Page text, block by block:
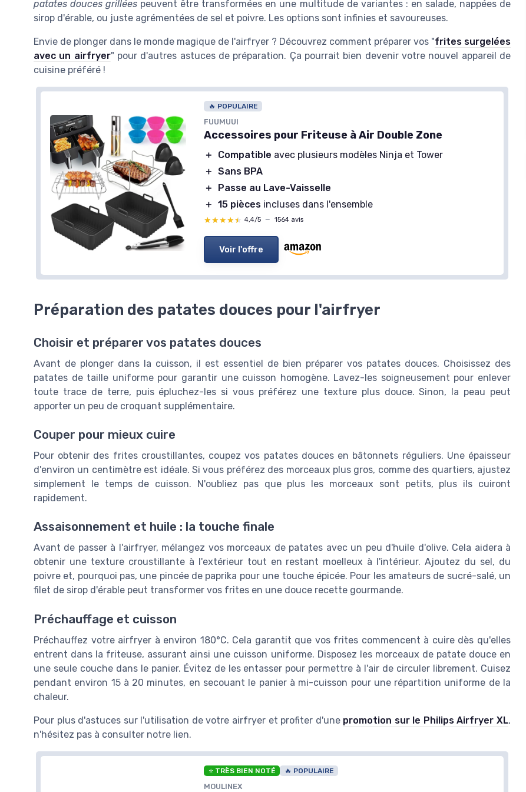
patates douces grillées peuvent être transformées en une multitude de variantes : en salade, nappées de
sirop d'érable, ou juste agrémentées de sel et poivre. Les options sont infinies et savoureuses.
Envie de plonger dans le monde magique de l'airfryer ? Découvrez comment préparer vos "frites surgelées
avec un airfryer" pour d'autres astuces de préparation. Ça pourrait bien devenir votre nouvel appareil de
cuisine préféré !
🔥 POPULAIRE
FUUMUUI
Accessoires pour Friteuse à Air Double Zone
＋ Compatible avec plusieurs modèles Ninja et Tower
＋ Sans BPA
＋
Passe au Lave-Vaisselle
＋ 15 pièces incluses dans l'ensemble
★★★★★
★★★★★ 4,4/5 — 1564 avis
Voir l'offre
Préparation des patates douces pour l'airfryer
Choisir et préparer vos patates douces
Avant de plonger dans la cuisson, il est essentiel de bien préparer vos patates douces. Choisissez des
patates de taille uniforme pour garantir une cuisson homogène. Lavez-les soigneusement pour enlever
toute trace de terre, puis épluchez-les si vous préférez une texture plus douce. Sinon, la peau peut
apporter un peu de croquant supplémentaire.
Couper pour mieux cuire
Pour obtenir des frites croustillantes, coupez vos patates douces en bâtonnets réguliers. Une épaisseur
d'environ un centimètre est idéale. Si vous préférez des morceaux plus gros, comme des quartiers, ajustez
simplement le temps de cuisson. N'oubliez pas que plus les morceaux sont petits, plus ils cuiront
rapidement.
Assaisonnement et huile : la touche finale
Avant de passer à l'airfryer, mélangez vos morceaux de patates avec un peu d'huile d'olive. Cela aidera à
obtenir une texture croustillante à l'extérieur tout en restant moelleux à l'intérieur. Ajoutez du sel, du
poivre et, pourquoi pas, une pincée de paprika pour une touche épicée. Pour les amateurs de sucré-salé, un
filet de sirop d'érable peut transformer vos frites en une douce recette gourmande.
Préchauffage et cuisson
Préchauffez votre airfryer à environ 180°C. Cela garantit que vos frites commencent à cuire dès qu'elles
entrent dans la friteuse, assurant ainsi une cuisson uniforme. Disposez les morceaux de patate douce en
une seule couche dans le panier. Évitez de les entasser pour permettre à l'air de circuler librement. Cuisez
pendant environ 15 à 20 minutes, en secouant le panier à mi-cuisson pour une répartition uniforme de la
chaleur.
Pour plus d'astuces sur l'utilisation de votre airfryer et profiter d'une promotion sur le Philips Airfryer XL,
n'hésitez pas à consulter notre lien.
⭐ TRÈS BIEN NOTÉ 🔥 POPULAIRE
MOULINEX
TRÈS BIEN NOTÉ 🔥 POPULAIRE
Fry & Grill Vision
Friteuse sans huile
Pour jusqu'à 6 personnes
8 programmes automatiques
Fenêtre amovible
4,5/5 — 5090 avis
FUUMUUI
Ninja et Tower
＋ Sans BPA
＋ Passe au Lave-Vaisselle
＋ 15 piècesincluses dans l'ensemble
l'année
＋
Rapide et facileà suivre
＋ Alimentation saine mise en avant